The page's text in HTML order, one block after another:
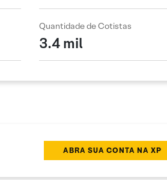
Quantidade de Cotistas
3.4 mil
ABRA SUA CONTA NA XP